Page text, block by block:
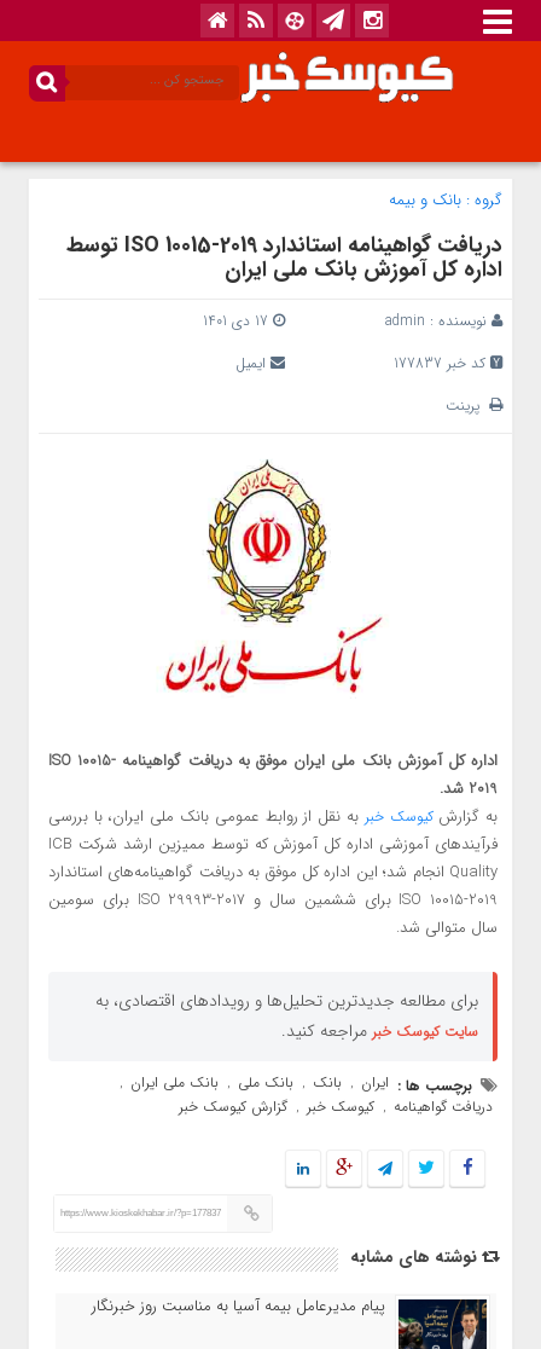
گروه : بانک‌ و بیمه
دریافت گواهینامه استاندارد ISO 10015-2019 توسط
اداره کل آموزش بانک ملی ایران
نویسنده : admin
کد خبر 177837
ایمیل
پرینت
اداره کل آموزش بانک ملی ایران موفق به دریافت گواهینامه ISO 10015-
2019 شد.
به گزارشکیوسک خبر به نقل از روابط عمومی بانک ملی ایران، با بررسی
فرآیندهای آموزشی اداره کل آموزش که توسط ممیزین ارشد شرکت ICB
Quality انجام شد؛ این اداره کل موفق به دریافت گواهینامه‌های استاندارد
ISO 10015-2019 برای ششمین سال و ISO 29993-2017 برای سومین
سال متوالی شد.
برای مطالعه جدیدترین تحلیل‌ها و رویدادهای اقتصادی، به
سایت کیوسک خبر مراجعه کنید.
برچسب ها : ایران , بانک , بانک ملی , بانک ملی ایران ,
دریافت گواهینامه , کیوسک خبر , گزارش کیوسک خبر
https://www.kioskekhabar.ir/?p=177837
نوشته های مشابه
پیام مدیرعامل بیمه آسیا به مناسبت روز خبرنگار